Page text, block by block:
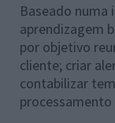
Baseado numa
aprendizagem
por objetivo
cliente; criar
contabilizar